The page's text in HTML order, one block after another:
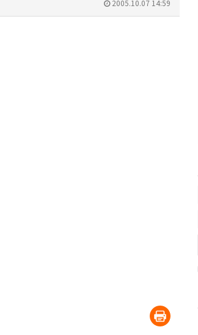
2005.10.07 14:59